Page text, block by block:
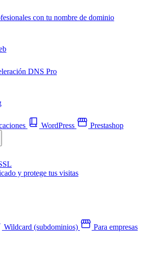
con tu nombre de dominio
DNS Pro
WordPress Prestashop
y protege tus visitas
Wildcard (subdominios)
Para empresas